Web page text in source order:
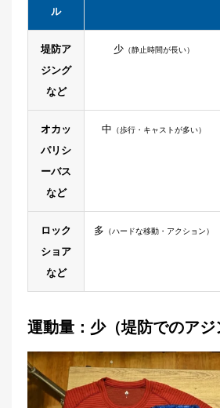
ル
堤防ア
ジング
など
少 （静止時間が長い）
オカッ
パリシ
ーバス
など
中 （歩行・キャストが多い）
ロック
ショア
など
多 （ハードな移動・アクション）
運動量：少（堤防でのアジ